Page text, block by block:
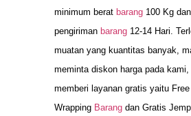
minimum berat barang 100 Kg
pengiriman barang 12-14 Hari.
muatan yang kuantitas banyak,
meminta diskon harga pada
memberi layanan gratis yaitu Free
Wrapping Barang dan Gratis